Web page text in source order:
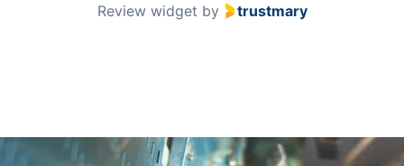
Review widget by trustmary